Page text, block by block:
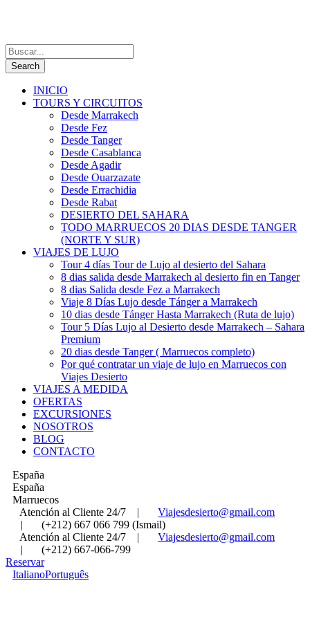
INICIO
TOURS Y CIRCUITOS
Desde Marrakech
Desde Fez
Desde Tanger
Desde Casablanca
Desde Agadir
Desde Ouarzazate
Desde Errachidia
Desde Rabat
DESIERTO DEL SAHARA
TODO MARRUECOS 20 DIAS DESDE TANGER
(NORTE Y SUR)
VIAJES DE LUJO
Tour 4 días Tour de Lujo al desierto del Sahara
8 dias salida desde Marrakech al desierto fin en Tanger
8 dias Salida desde Fez a Marrakech
Viaje 8 Días Lujo desde Tánger a Marrakech
10 dias desde Tánger Hasta Marrakech (Ruta de lujo)
Tour 5 Días Lujo al Desierto desde Marrakech – Sahara
Premium
20 dias desde Tanger ( Marruecos completo)
Por qué contratar un viaje de lujo en Marruecos con
Viajes Desierto
VIAJES A MEDIDA
OFERTAS
EXCURSIONES
NOSOTROS
BLOG
CONTACTO
España
España
Marruecos
Atención al Cliente 24/7
|
Viajesdesierto@gmail.com
|
(+212) 667 066 799 (Ismail)
Atención al Cliente 24/7
|
Viajesdesierto@gmail.com
|
(+212) 667-066-799
Reservar
ItalianoPortuguês